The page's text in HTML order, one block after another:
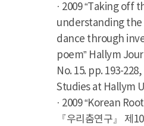
· 2009 “Taking off
understanding the
dance through
poem” Hallym
No. 15. pp. 193-
Studies at Hallym
· 2009 “Korean
『우리춤연구』 제